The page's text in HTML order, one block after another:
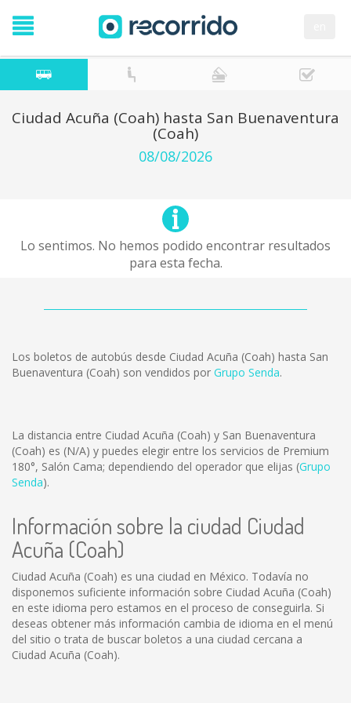
Ciudad Acuña (Coah) hasta San Buenaventura
(Coah)
08/08/2026
Lo sentimos. No hemos podido encontrar resultados
para esta fecha.
Los boletos de autobús desde Ciudad Acuña (Coah) hasta San
Buenaventura (Coah) son vendidos por Grupo Senda.
La distancia entre Ciudad Acuña (Coah) y San Buenaventura
(Coah) es (N/A) y puedes elegir entre los servicios de Premium
180°, Salón Cama; dependiendo del operador que elijas (Grupo
Senda).
Información sobre la ciudad Ciudad
Acuña (Coah)
Ciudad Acuña (Coah) es una ciudad en México. Todavía no
disponemos suficiente información sobre Ciudad Acuña (Coah)
en este idioma pero estamos en el proceso de conseguirla. Si
deseas obtener más información cambia de idioma en el menú
del sitio o trata de buscar boletos a una ciudad cercana a
Ciudad Acuña (Coah).